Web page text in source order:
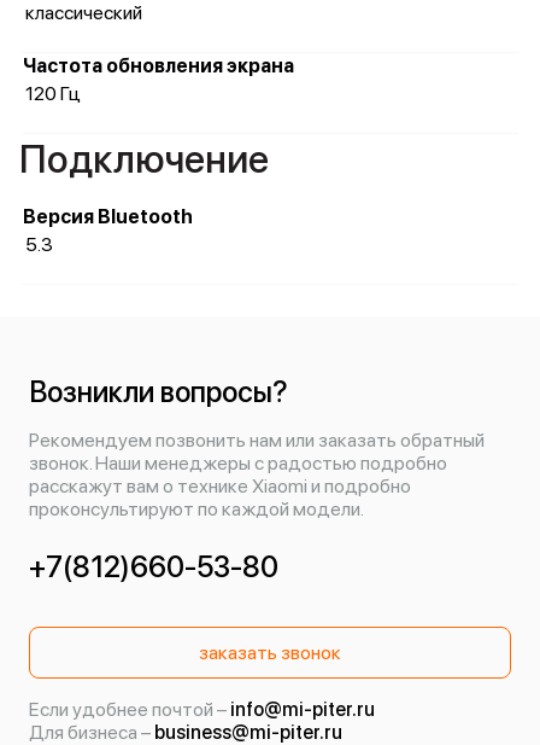
классический
Частота обновления экрана
120 Гц
Подключение
Версия Bluetooth
5.3
Возникли вопросы?
Рекомендуем позвонить нам или заказать обратный
звонок. Наши менеджеры с радостью подробно
расскажут вам о технике Xiaomi и подробно
проконсультируют по каждой модели.
+7(812)660-53-80
заказать звонок
Если удобнее почтой – info@mi-piter.ru
Для бизнеса – business@mi-piter.ru